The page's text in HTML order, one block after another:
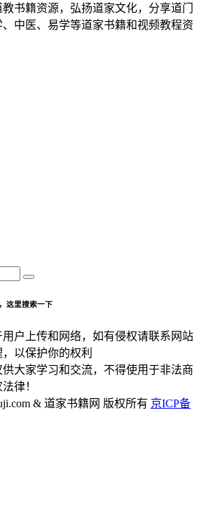
书籍资源，弘扬道家文化，分享道门
中医、易学等道家书籍和视频教程资
这里搜索一下
户上传和网络，如有侵权请联系网站
以保护你的权利
大家学习和交流，不得使用于非法商
律！
& 道家书籍网 版权所有 京ICP备